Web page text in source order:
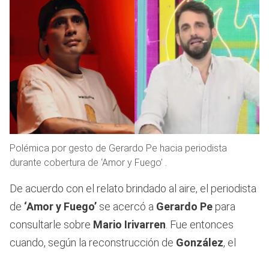
Polémica por gesto de Gerardo Pe hacia periodista
durante cobertura de ‘Amor y Fuego’ .
De acuerdo con el relato brindado al aire, el periodista
de ‘Amor y Fuego’ se acercó a Gerardo Pe para
consultarle sobre Mario Irivarren . Fue entonces
cuando, según la reconstrucción de González, el